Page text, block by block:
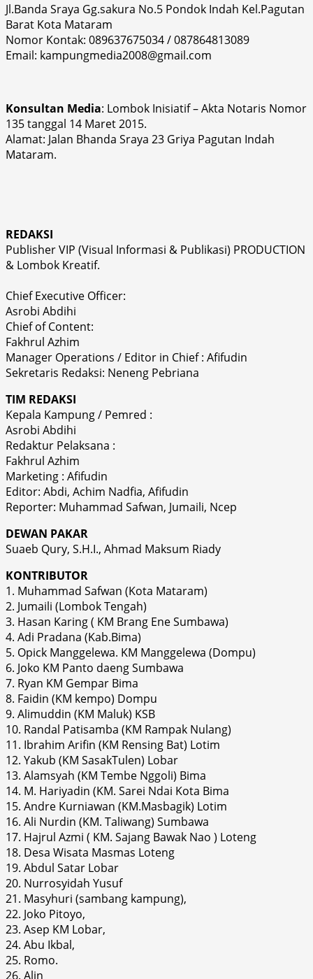
Jl.Banda Sraya Gg.sakura No.5 Pondok Indah Kel.Pagutan
Barat Kota Mataram
Nomor Kontak: 089637675034 / 087864813089
Email: kampungmedia2008@gmail.com
Konsultan Media: Lombok Inisiatif – Akta Notaris Nomor
135 tanggal 14 Maret 2015.
Alamat: Jalan Bhanda Sraya 23 Griya Pagutan Indah
Mataram.
REDAKSI
Publisher VIP (Visual Informasi & Publikasi) PRODUCTION
& Lombok Kreatif.
Chief Executive Officer:
Asrobi Abdihi
Chief of Content:
Fakhrul Azhim
Manager Operations / Editor in Chief : Afifudin
Sekretaris Redaksi: Neneng Pebriana
TIM REDAKSI
Kepala Kampung / Pemred :
Asrobi Abdihi
Redaktur Pelaksana :
Fakhrul Azhim
Marketing : Afifudin
Editor: Abdi, Achim Nadfia, Afifudin
Reporter: Muhammad Safwan, Jumaili, Ncep
DEWAN PAKAR
Suaeb Qury, S.H.I., Ahmad Maksum Riady
KONTRIBUTOR
1. Muhammad Safwan (Kota Mataram)
2. Jumaili (Lombok Tengah)
3. Hasan Karing ( KM Brang Ene Sumbawa)
4. Adi Pradana (Kab.Bima)
5. Opick Manggelewa. KM Manggelewa (Dompu)
6. Joko KM Panto daeng Sumbawa
7. Ryan KM Gempar Bima
8. Faidin (KM kempo) Dompu
9. Alimuddin (KM Maluk) KSB
10. Randal Patisamba (KM Rampak Nulang)
11. Ibrahim Arifin (KM Rensing Bat) Lotim
12. Yakub (KM SasakTulen) Lobar
13. Alamsyah (KM Tembe Nggoli) Bima
14. M. Hariyadin (KM. Sarei Ndai Kota Bima
15. Andre Kurniawan (KM.Masbagik) Lotim
16. Ali Nurdin (KM. Taliwang) Sumbawa
17. Hajrul Azmi ( KM. Sajang Bawak Nao ) Loteng
18. Desa Wisata Masmas Loteng
19. Abdul Satar Lobar
20. Nurrosyidah Yusuf
21. Masyhuri (sambang kampung),
22. Joko Pitoyo,
23. Asep KM Lobar,
24. Abu Ikbal,
25. Romo.
26. Alin